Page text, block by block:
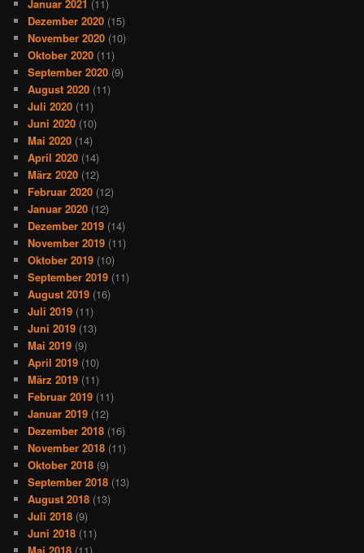
Januar 2021 (11)
Dezember 2020 (15)
November 2020 (10)
Oktober 2020 (11)
September 2020 (9)
August 2020 (11)
Juli 2020 (11)
Juni 2020 (10)
Mai 2020 (14)
April 2020 (14)
März 2020 (12)
Februar 2020 (12)
Januar 2020 (12)
Dezember 2019 (14)
November 2019 (11)
Oktober 2019 (10)
September 2019 (11)
August 2019 (16)
Juli 2019 (11)
Juni 2019 (13)
Mai 2019 (9)
April 2019 (10)
März 2019 (11)
Februar 2019 (11)
Januar 2019 (12)
Dezember 2018 (16)
November 2018 (11)
Oktober 2018 (9)
September 2018 (13)
August 2018 (13)
Juli 2018 (9)
Juni 2018 (11)